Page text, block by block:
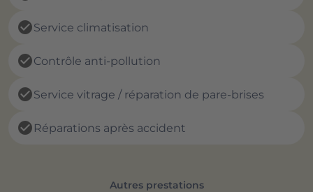
check_circleService climatisation
check_circleContrôle anti-pollution
check_circleService vitrage / réparation de pare-brises
check_circle Réparations après accident
Autres prestations